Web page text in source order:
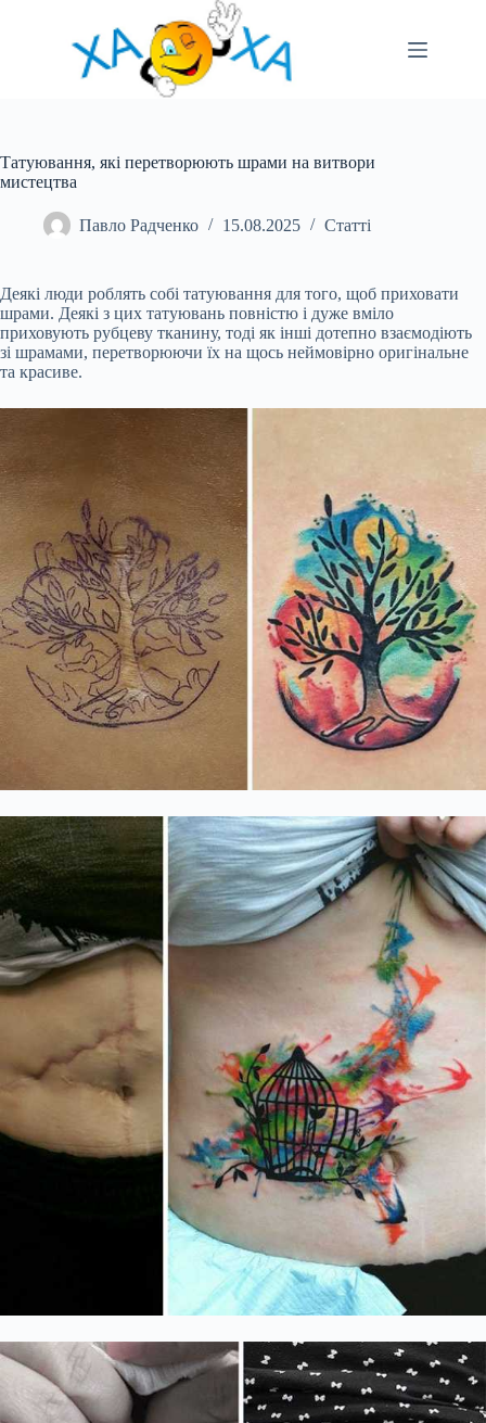
Татуювання, які перетворюють шрами на витвори
мистецтва
Павло Радченко 15.08.2025 Статті
Деякі люди роблять собі татуювання для того, щоб приховати
шрами. Деякі з цих татуювань повністю і дуже вміло
приховують рубцеву тканину, тоді як інші дотепно взаємодіють
зі шрамами, перетворюючи їх на щось неймовірно оригінальне
та красиве.